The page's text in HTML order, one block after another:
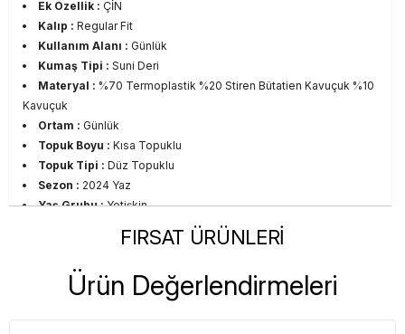
Ek Özellik : ÇİN
Kalıp : Regular Fit
Kullanım Alanı : Günlük
Kumaş Tipi : Suni Deri
Materyal : %70 Termoplastik %20 Stiren Bütatien Kavuçuk %10
Kavuçuk
Ortam : Günlük
Topuk Boyu : Kısa Topuklu
Topuk Tipi : Düz Topuklu
Sezon : 2024 Yaz
Yaş Grubu :Yetişkin
Stüdyo Çekim Ortamında Bulunan Işık ve
Gölgelenmelerden Dolayı Renk Farklılıkları Olabilir
FIRSAT ÜRÜNLERİ
Ürün Değerlendirmeleri